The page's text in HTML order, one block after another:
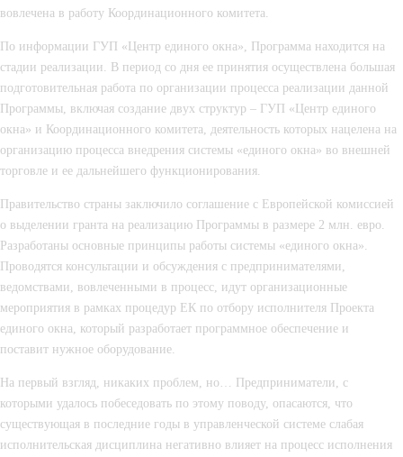
вовлечена в работу Координационного комитета.
По информации ГУП «Центр единого окна», Программа находится на
стадии реализации. В период со дня ее принятия осуществлена большая
подготовительная работа по организации процесса реализации данной
Программы, включая создание двух структур – ГУП «Центр единого
окна» и Координационного комитета, деятельность которых нацелена на
организацию процесса внедрения системы «единого окна» во внешней
торговле и ее дальнейшего функционирования.
Правительство страны заключило соглашение с Европейской комиссией
о выделении гранта на реализацию Программы в размере 2 млн. евро.
Разработаны основные принципы работы системы «единого окна».
Проводятся консультации и обсуждения с предпринимателями,
ведомствами, вовлеченными в процесс, идут организационные
мероприятия в рамках процедур ЕК по отбору исполнителя Проекта
единого окна, который разработает программное обеспечение и
поставит нужное оборудование.
На первый взгляд, никаких проблем, но… Предприниматели, с
которыми удалось побеседовать по этому поводу, опасаются, что
существующая в последние годы в управленческой системе слабая
исполнительская дисциплина негативно влияет на процесс исполнения